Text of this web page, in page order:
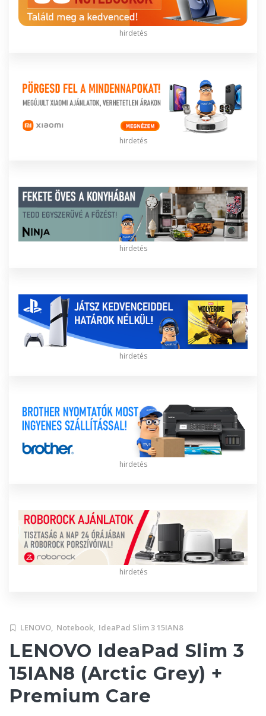
hirdetés
hirdetés
hirdetés
hirdetés
hirdetés
hirdetés
LENOVO, Notebook, IdeaPad Slim 3 15IAN8
LENOVO IdeaPad Slim 3
15IAN8 (Arctic Grey) +
Premium Care